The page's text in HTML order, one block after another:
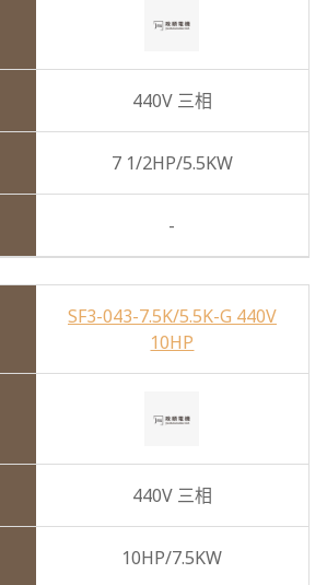
440V 三相
7 1/2HP/5.5KW
-
SF3-043-7.5K/5.5K-G 440V
10HP
440V 三相
10HP/7.5KW